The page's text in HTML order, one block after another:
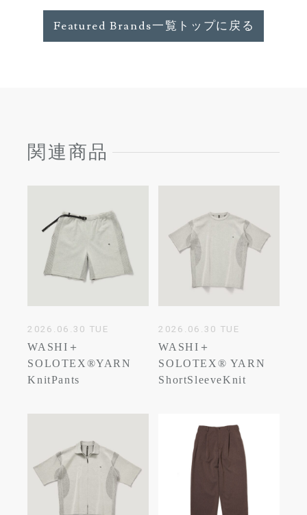
Featured Brands一覧トップに戻る
関連商品
2026.06.30 TUE
WASHI＋
SOLOTEX®YARN
KnitPants
2026.06.30 TUE
WASHI＋
SOLOTEX® YARN
ShortSleeveKnit